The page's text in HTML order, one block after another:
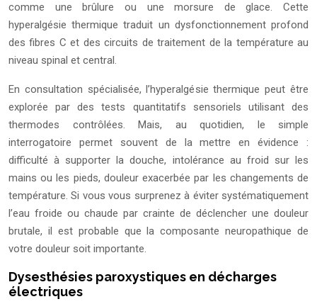
comme une brûlure ou une morsure de glace. Cette
hyperalgésie thermique traduit un dysfonctionnement profond
des fibres C et des circuits de traitement de la température au
niveau spinal et central.
En consultation spécialisée, l’hyperalgésie thermique peut être
explorée par des tests quantitatifs sensoriels utilisant des
thermodes contrôlées. Mais, au quotidien, le simple
interrogatoire permet souvent de la mettre en évidence :
difficulté à supporter la douche, intolérance au froid sur les
mains ou les pieds, douleur exacerbée par les changements de
température. Si vous vous surprenez à éviter systématiquement
l’eau froide ou chaude par crainte de déclencher une douleur
brutale, il est probable que la composante neuropathique de
votre douleur soit importante.
Dysesthésies paroxystiques en décharges
électriques